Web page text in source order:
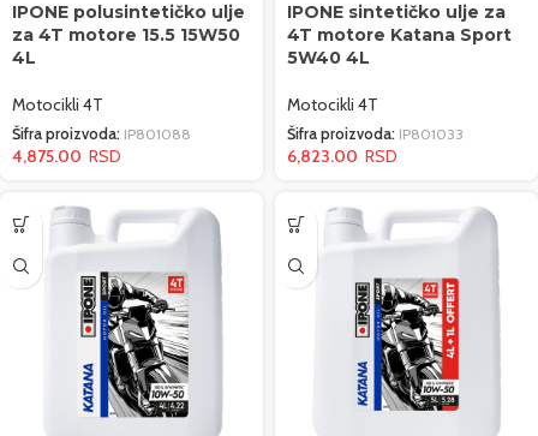
IPONE polusintetičko ulje
za 4T motore 15.5 15W50
4L
Motocikli 4T
Šifra proizvoda: IP801088
4,875.00
IPONE sintetičko ulje za
4T motore Katana Sport
5W40 4L
Motocikli 4T
Šifra proizvoda: IP801033
6,823.00